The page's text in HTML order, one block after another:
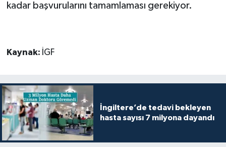
kadar başvurularını tamamlaması gerekiyor.
Kaynak: İGF
İngiltere’de tedavi bekleyen
hasta sayısı 7 milyona dayandı